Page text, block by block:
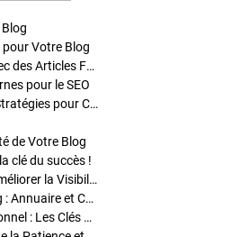
Votre Blog
Stratégies de Publication : Boostez Votre Blog avec des Articles Fréquents et Exclusifs
pour le SEO
Enrichir Vos Articles avec des Contenus Riches : Stratégies pour Captiver et Optimiser
de Votre Blog
clé du succès !
Optimisation SEO des Articles : Stratégies pour Améliorer la Visibilité de Votre Blog
Stratégies pour améliorer la visibilité de votre Blog : Annuaire et Collaborations
Pourquoi Investir dans un Nom de Domaine Personnel : Les Clés de la Réussite de Votre Blog